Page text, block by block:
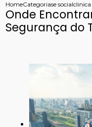
HomeCategoriase social
Onde
Segurança do